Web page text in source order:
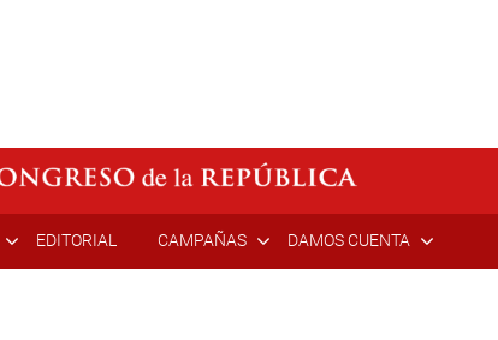
EDITORIAL CAMPAÑAS DAMOS CUENTA